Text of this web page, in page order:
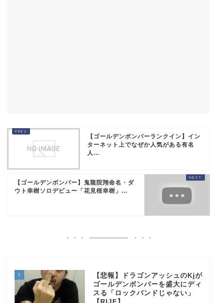
【ゴールデンボンバーランクイン】イン
ターネット上でなぜか人気がある有名
人...
【ゴールデンボンバー】鬼龍院翔命名・ダ
ウト幸樹ソロデビュー「花見桜幸樹」...
1
【悲報】ドラゴンアッシュのKjが
ゴールデンボンバーを盛大にディ
スる「ロックバンドじゃない」